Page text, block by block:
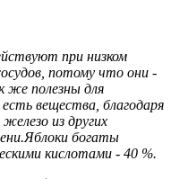
при низком
потому что они -
же полезны для
вещества, благодаря
из других
богаты
кислотами - 40 %.